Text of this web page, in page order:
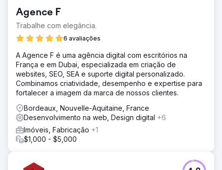
Agence F
Trabalhe com elegância.
6 avaliações
A Agence F é uma agência digital com escritórios na
França e em Dubai, especializada em criação de
websites, SEO, SEA e suporte digital personalizado.
Combinamos criatividade, desempenho e expertise para
fortalecer a imagem da marca de nossos clientes.
Bordeaux, Nouvelle-Aquitaine, France
Desenvolvimento na web, Design digital +6
Imóveis, Fabricação +1
$1,000 - $5,000